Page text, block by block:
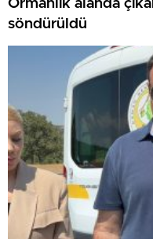
Ormanlık alanda
söndürüldü